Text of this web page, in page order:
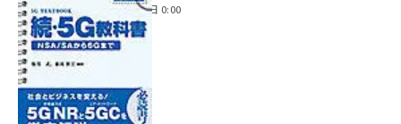
2023年4月3日 0:00